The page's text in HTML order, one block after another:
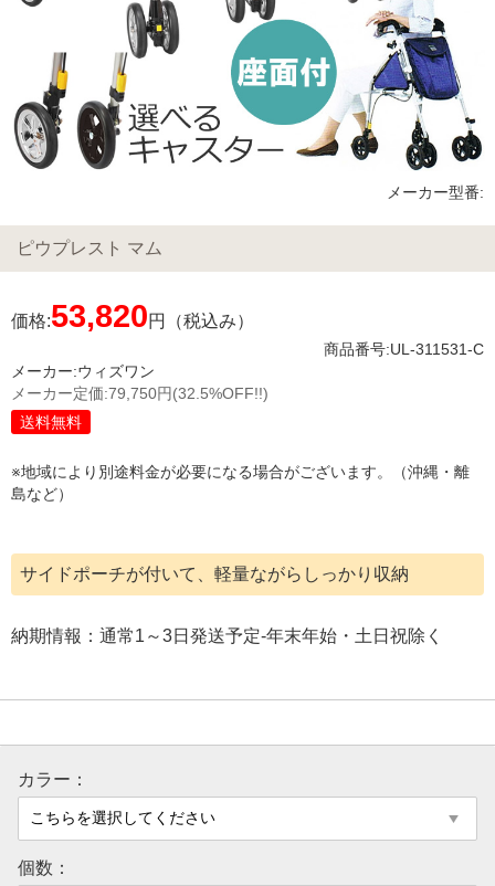
メーカー型番:
ピウプレスト マム
価格:53,820円（税込み）
商品番号:UL-311531-C
メーカー:ウィズワン
メーカー定価:79,750円(32.5%OFF!!)
送料無料
※地域により別途料金が必要になる場合がございます。（沖縄・離
島など）
サイドポーチが付いて、軽量ながらしっかり収納
納期情報：通常1～3日発送予定-年末年始・土日祝除く
カラー：
個数：